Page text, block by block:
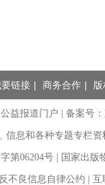
链接 | 商务合作 |
益报道门户 |备案号
信息和各种专题专栏
第06204号 | 国家出
不良信息自律公约 |